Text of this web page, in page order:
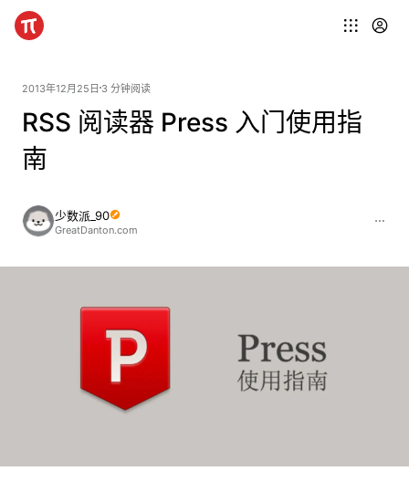
2013年12月25日 3 分钟阅读
RSS 阅读器 Press 入门使用指
南
少数派_90
GreatDanton.com